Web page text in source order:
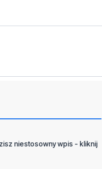
niestosowny wpis - kliknij